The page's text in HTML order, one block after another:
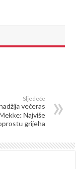
Sljedeće
večeras
Najviše
grijeha